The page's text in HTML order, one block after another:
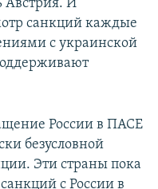
Австрия. И
санкций каждые
с украинской
России в ПАСЕ
безусловной
Эти страны пока
с России в